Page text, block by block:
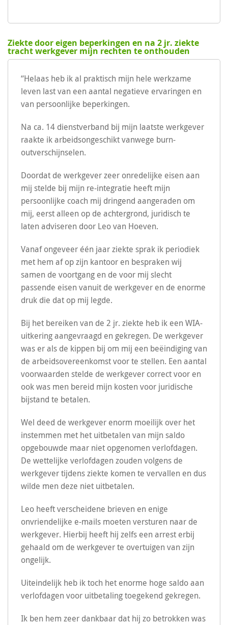
Ziekte door eigen beperkingen en na 2 jr. ziekte
tracht werkgever mijn rechten te onthouden
“Helaas heb ik al praktisch mijn hele werkzame
leven last van een aantal negatieve ervaringen en
van persoonlijke beperkingen.
Na ca. 14 dienstverband bij mijn laatste werkgever
raakte ik arbeidsongeschikt vanwege burn-
outverschijnselen.
Doordat de werkgever zeer onredelijke eisen aan
mij stelde bij mijn re-integratie heeft mijn
persoonlijke coach mij dringend aangeraden om
mij, eerst alleen op de achtergrond, juridisch te
laten adviseren door Leo van Hoeven.
Vanaf ongeveer één jaar ziekte sprak ik periodiek
met hem af op zijn kantoor en bespraken wij
samen de voortgang en de voor mij slecht
passende eisen vanuit de werkgever en de enorme
druk die dat op mij legde.
Bij het bereiken van de 2 jr. ziekte heb ik een WIA-
uitkering aangevraagd en gekregen. De werkgever
was er als de kippen bij om mij een beëindiging van
de arbeidsovereenkomst voor te stellen. Een aantal
voorwaarden stelde de werkgever correct voor en
ook was men bereid mijn kosten voor juridische
bijstand te betalen.
Wel deed de werkgever enorm moeilijk over het
instemmen met het uitbetalen van mijn saldo
opgebouwde maar niet opgenomen verlofdagen.
De wettelijke verlofdagen zouden volgens de
werkgever tijdens ziekte komen te vervallen en dus
wilde men deze niet uitbetalen.
Leo heeft verscheidene brieven en enige
onvriendelijke e-mails moeten versturen naar de
werkgever. Hierbij heeft hij zelfs een arrest erbij
gehaald om de werkgever te overtuigen van zijn
ongelijk.
Uiteindelijk heb ik toch het enorme hoge saldo aan
verlofdagen voor uitbetaling toegekend gekregen.
Ik ben hem zeer dankbaar dat hij zo betrokken was